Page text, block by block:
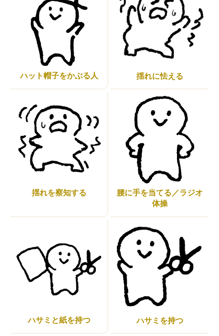
ハット帽子をかぶる人 揺れに怯える
揺れを察知する
腰に手を当てる／ラジオ
体操
ハサミと紙を持つ ハサミを持つ